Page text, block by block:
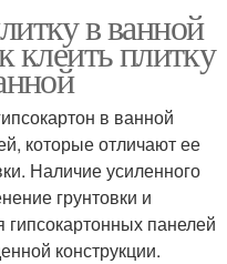
в ванной
клеить плитку
в ванной
которые отличают ее
Наличие усиленного
грунтовки и
гипсокартонных панелей
конструкции.